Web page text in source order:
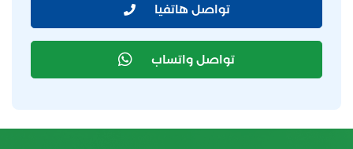
تواصل هاتفيا
تواصل واتساب